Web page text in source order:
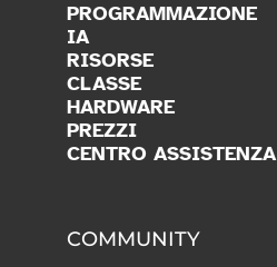
PROGRAMMAZIONE
IA
RISORSE
CLASSE
HARDWARE
PREZZI
CENTRO ASSISTENZA
COMMUNITY